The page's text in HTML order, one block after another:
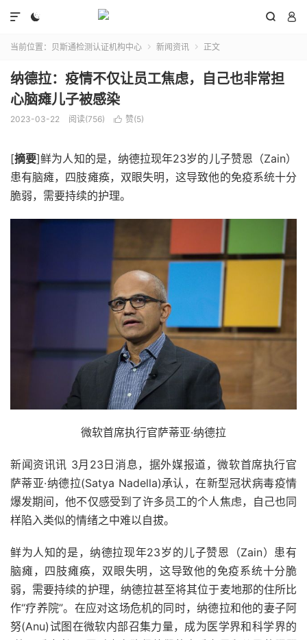
  

当前位置： 贝斯通检测认证机构中心  新闻资讯  正文
纳德拉：疫情不仅让员工焦虑，自己也非常担
心脑瘫儿子被感染
2023-03-22 阅读(756)  赞(5)
[摘要]鲜为人知的是，纳德拉现年23岁的儿子赞恩（Zain）
患有脑瘫，四肢瘫痪，双眼失明，这导致他的免疫系统十分
脆弱，需要持续的护理。
微软首席执行官萨蒂亚·纳德拉
新闻资讯讯 3月23日消息，据外媒报道，微软首席执行官
萨蒂亚·纳德拉(Satya Nadella)承认，在新型冠状病毒疫情
爆发期间，他不仅感受到了许多员工的个人焦虑，自己也同
样陷入类似的情绪之中难以自拔。
鲜为人知的是，纳德拉现年23岁的儿子赞恩（Zain）患有
脑瘫，四肢瘫痪，双眼失明，这导致他的免疫系统十分脆
弱，需要持续的护理，纳德拉甚至将其位于麦地那的住所比
作“疗养院”。在应对这场危机的同时，纳德拉和他的妻子阿
努(Anu)试图在微软内部召集力量，成为医学界和科学界的